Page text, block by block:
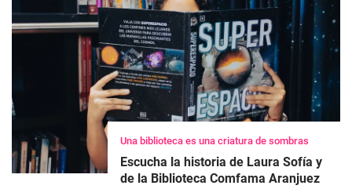
Una biblioteca es una criatura de sombras
Escucha la historia de Laura Sofía y
de la Biblioteca Comfama Aranjuez